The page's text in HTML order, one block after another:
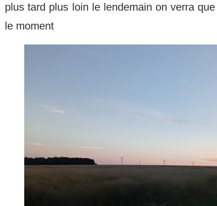
plus tard plus loin le lendemain on verra
le moment